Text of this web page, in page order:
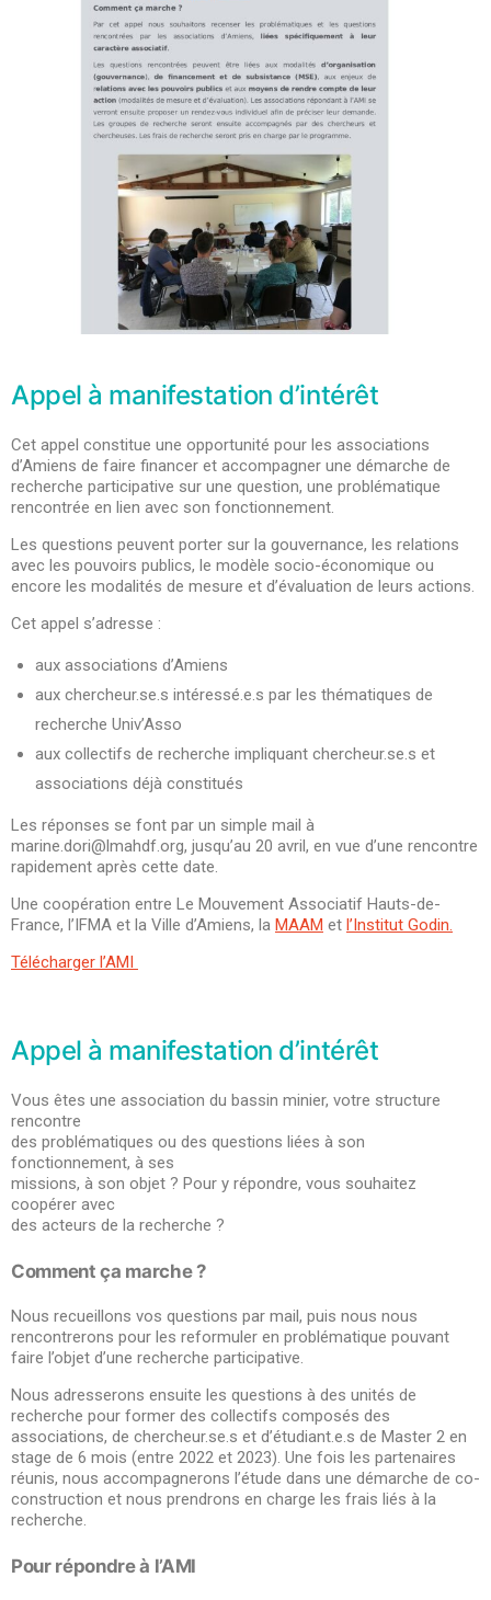
Appel à manifestation d’intérêt
Cet appel constitue une opportunité pour les associations
d’Amiens de faire financer et accompagner une démarche de
recherche participative sur une question, une problématique
rencontrée en lien avec son fonctionnement.
Les questions peuvent porter sur la gouvernance, les relations
avec les pouvoirs publics, le modèle socio-économique ou
encore les modalités de mesure et d’évaluation de leurs actions.
Cet appel s’adresse :
aux associations d’Amiens
aux chercheur.se.s intéressé.e.s par les thématiques de
recherche Univ’Asso
aux collectifs de recherche impliquant chercheur.se.s et
associations déjà constitués
Les réponses se font par un simple mail à
marine.dori@lmahdf.org, jusqu’au 20 avril, en vue d’une rencontre
rapidement après cette date.
Une coopération entre Le Mouvement Associatif Hauts-de-
France, l’IFMA et la Ville d’Amiens, la MAAM et l’Institut Godin.
Télécharger l’AMI
Appel à manifestation d’intérêt
Vous êtes une association du bassin minier, votre structure
rencontre
des problématiques ou des questions liées à son
fonctionnement, à ses
missions, à son objet ? Pour y répondre, vous souhaitez
coopérer avec
des acteurs de la recherche ?
Comment ça marche ?
Nous recueillons vos questions par mail, puis nous nous
rencontrerons pour les reformuler en problématique pouvant
faire l’objet d’une recherche participative.
Nous adresserons ensuite les questions à des unités de
recherche pour former des collectifs composés des
associations, de chercheur.se.s et d’étudiant.e.s de Master 2 en
stage de 6 mois (entre 2022 et 2023). Une fois les partenaires
réunis, nous accompagnerons l’étude dans une démarche de co-
construction et nous prendrons en charge les frais liés à la
recherche.
Pour répondre à l’AMI